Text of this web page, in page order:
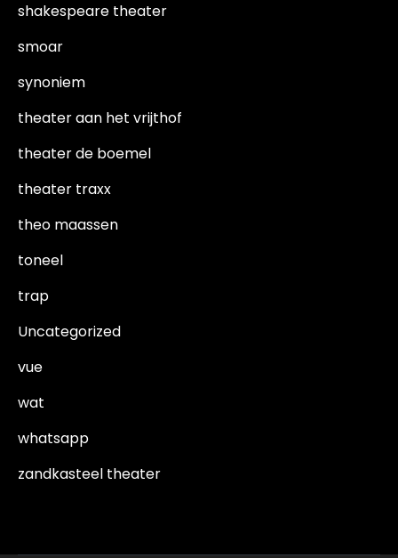
shakespeare theater
smoar
synoniem
theater aan het vrijthof
theater de boemel
theater traxx
theo maassen
toneel
trap
Uncategorized
vue
wat
whatsapp
zandkasteel theater